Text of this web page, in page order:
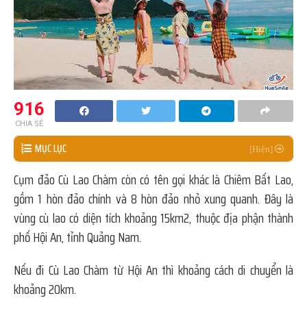
916
CHIA SẺ
MỤC LỤC
Cụm đảo Cù Lao Chàm còn có tên gọi khác là Chiêm Bất Lao,
gồm 1 hòn đảo chính và 8 hòn đảo nhỏ xung quanh. Đây là
vùng cù lao có diện tích khoảng 15km2, thuộc địa phận thành
phố Hội An, tỉnh Quảng Nam.
Nếu đi Cù Lao Chàm từ Hội An thì khoảng cách di chuyển là
khoảng 20km.